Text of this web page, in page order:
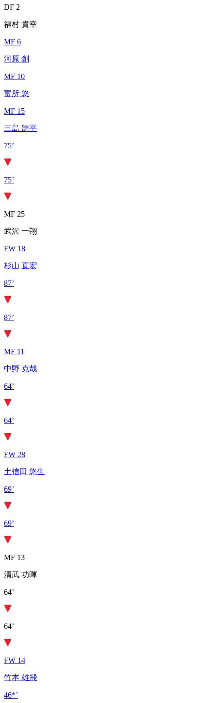
DF 2
福村 貴幸
MF 6
河原 創
MF 10
富所 悠
MF 15
三島 頌平
75’
75’
MF 25
武沢 一翔
FW 18
杉山 直宏
87’
87’
MF 11
中野 克哉
64’
64’
FW 28
土信田 悠生
69’
69’
MF 13
清武 功暉
64’
64’
FW 14
竹本 雄飛
46*’